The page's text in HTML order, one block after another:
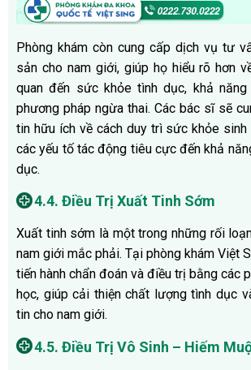
Phòng khám còn cung cấp dịch vụ tư
sản cho nam giới, giúp họ hiểu rõ hơn
quan đến sức khỏe tình dục, khả
phương pháp ngừa thai. Các bác sĩ sẽ
tin hữu ích về cách duy trì sức khỏe sinh
các yếu tố tác động tiêu cực đến khả
dục.
4.4. Điều Trị Xuất Tinh Sớm
Xuất tinh sớm là một trong những rối
nam giới mắc phải. Tại phòng khám Việt
tiến hành chẩn đoán và điều trị bằng các
học, giúp cải thiện chất lượng tình dục
tin cho nam giới.
4.5. Điều Trị Vô Sinh – Hiếm